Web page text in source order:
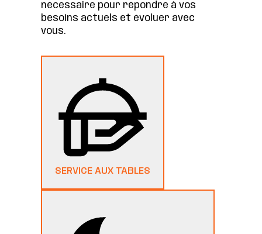
nécessaire pour répondre à vos
besoins actuels et évoluer avec
vous.
SERVICE AUX TABLES